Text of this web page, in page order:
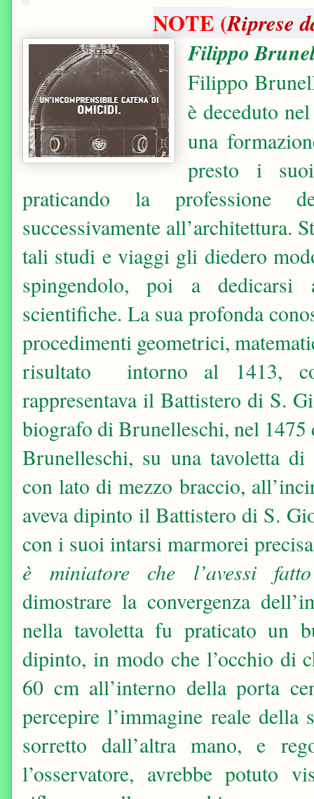
NOTE (Riprese
Filippo
Filippo
è deceduto
una
presto i
praticando la professione
successivamente all’architettura.
tali studi e viaggi gli diedero
spingendolo, poi a
scientifiche. La sua profonda
procedimenti geometrici,
risultato intorno al 1413,
rappresentava il Battistero di S.
biografo di Brunelleschi, nel 1475
Brunelleschi, su una tavoletta di
con lato di mezzo braccio,
aveva dipinto il Battistero di S.
con i suoi intarsi marmorei
è miniatore che l’avessi
dimostrare la convergenza
nella tavoletta fu praticato un
dipinto, in modo che l’occhio di
60 cm all’interno della porta
percepire l’immagine reale della
sorretto dall’altra mano, e
l’osservatore, avrebbe potuto